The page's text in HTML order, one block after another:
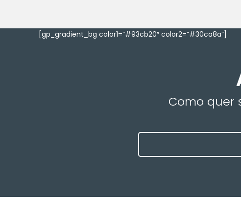
[gp_gradient_bg color1=”#93cb20″ color2=”#30ca8a”]
Como quer